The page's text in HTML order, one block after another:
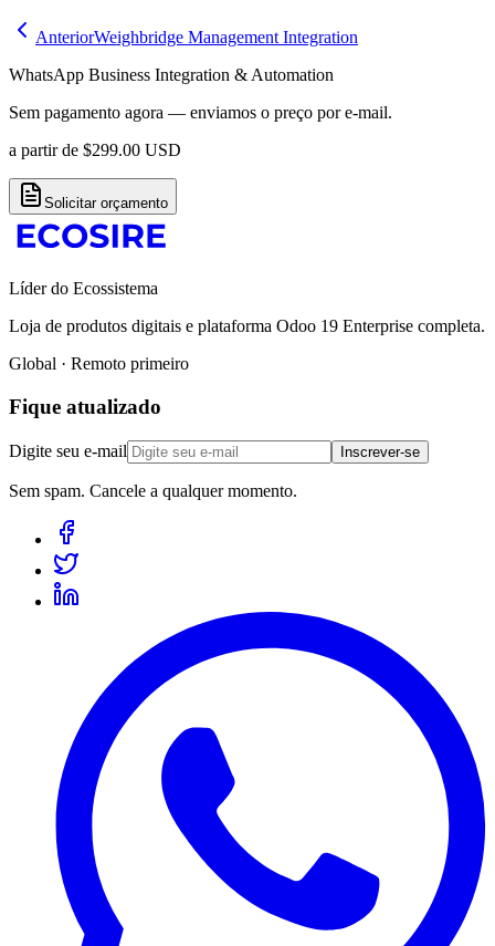
AnteriorWeighbridge Management Integration
WhatsApp Business Integration & Automation
Sem pagamento agora — enviamos o preço por e-mail.
a partir de $299.00 USD
Solicitar orçamento
Líder do Ecossistema
Loja de produtos digitais e plataforma Odoo 19 Enterprise completa.
Global · Remoto primeiro
Fique atualizado
Digite seu e-mail Inscrever-se
Sem spam. Cancele a qualquer momento.